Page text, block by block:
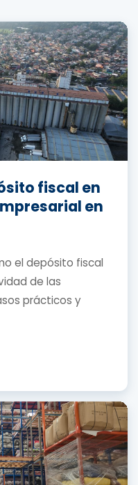
fiscal en
en
el depósito fiscal
de las
prácticos y